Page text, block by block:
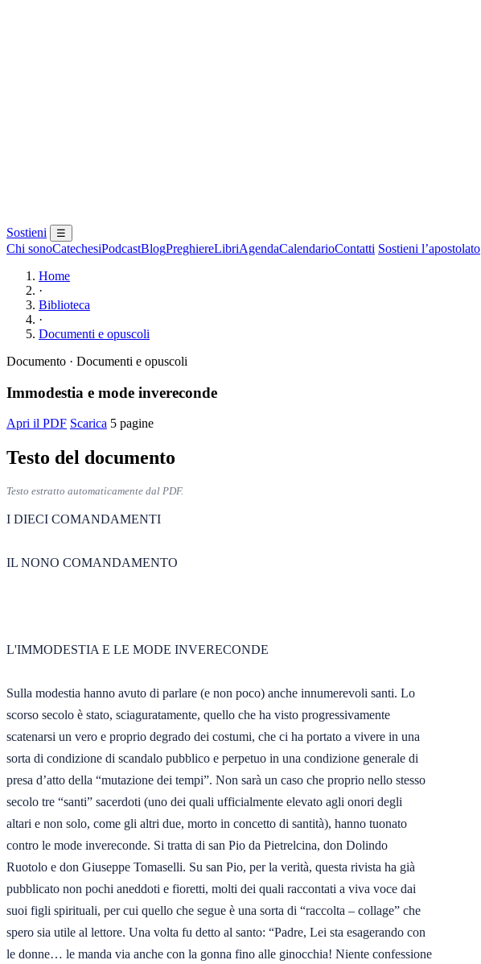
Sostieni ☰
Chi sonoCatechesiPodcastBlogPreghiereLibriAgendaCalendarioContatti Sostieni l’apostolato
Home
·
Biblioteca
·
Documenti e opuscoli
Documento · Documenti e opuscoli
Immodestia e mode invereconde
Apri il PDF Scarica 5 pagine
Testo del documento
Testo estratto automaticamente dal PDF.
I DIECI COMANDAMENTI
IL NONO COMANDAMENTO
L'IMMODESTIA E LE MODE INVERECONDE
Sulla modestia hanno avuto di parlare (e non poco) anche innumerevoli santi. Lo
scorso secolo è stato, sciaguratamente, quello che ha visto progressivamente
scatenarsi un vero e proprio degrado dei costumi, che ci ha portato a vivere in una
sorta di condizione di scandalo pubblico e perpetuo in una condizione generale di
presa d’atto della “mutazione dei tempi”. Non sarà un caso che proprio nello stesso
secolo tre “santi” sacerdoti (uno dei quali ufficialmente elevato agli onori degli
altari e non solo, come gli altri due, morto in concetto di santità), hanno tuonato
contro le mode invereconde. Si tratta di san Pio da Pietrelcina, don Dolindo
Ruotolo e don Giuseppe Tomaselli. Su san Pio, per la verità, questa rivista ha già
pubblicato non pochi aneddoti e fioretti, molti dei quali raccontati a viva voce dai
suoi figli spirituali, per cui quello che segue è una sorta di “raccolta – collage” che
spero sia utile al lettore. Una volta fu detto al santo: “Padre, Lei sta esagerando con
le donne… le manda via anche con la gonna fino alle ginocchia! Niente confessione